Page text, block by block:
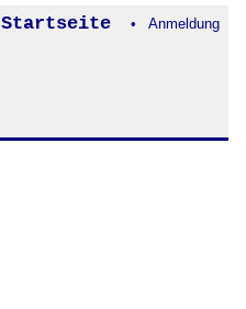
Startseite • Anmeldung